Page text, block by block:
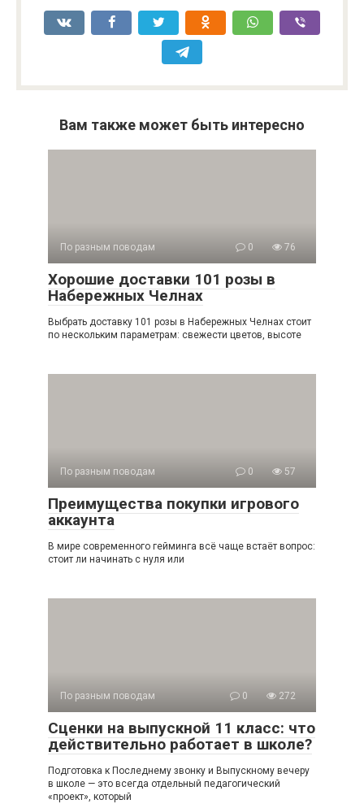
Вам также может быть интересно
По разным поводам 0 76
Хорошие доставки 101 розы в
Набережных Челнах
Выбрать доставку 101 розы в Набережных Челнах стоит
по нескольким параметрам: свежести цветов, высоте
По разным поводам 0 57
Преимущества покупки игрового
аккаунта
В мире современного гейминга всё чаще встаёт вопрос:
стоит ли начинать с нуля или
По разным поводам 0 272
Сценки на выпускной 11 класс: что
действительно работает в школе?
Подготовка к Последнему звонку и Выпускному вечеру
в школе — это всегда отдельный педагогический
«проект», который